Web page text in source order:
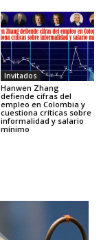
Invitados
Hanwen Zhang
defiende cifras del
empleo en Colombia y
cuestiona críticas sobre
informalidad y salario
mínimo